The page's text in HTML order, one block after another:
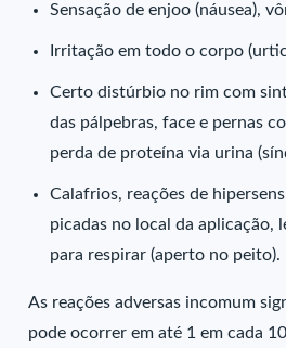
Sensação de enjoo (náusea),
Irritação em todo o corpo
Certo distúrbio no rim com
das pálpebras, face e pernas
perda de proteína via urina
Calafrios, reações de
picadas no local da aplicação,
para respirar (aperto no peito).
As reações adversas incomum
pode ocorrer em até 1 em cada